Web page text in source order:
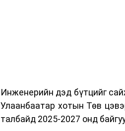
Уг сургалт нь COP17-ын
шуурхай, зохион
хариуцлагыг хэвшүүлэх
Инженерийн дэд бүтцийг
Улаанбаатар хотын Төв
талбайд 2025-2027 онд